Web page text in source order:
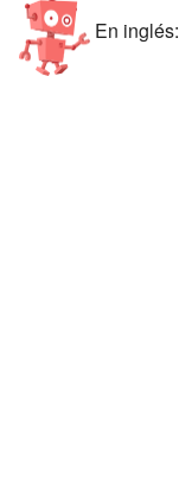
En inglés: